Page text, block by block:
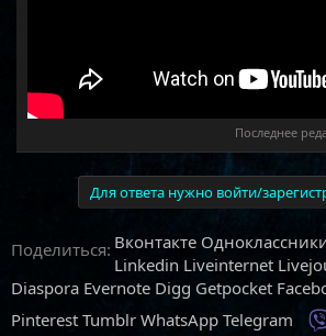
Последнее
Для ответа нужно войти/
Поделиться: Вконтакте
Linkedin Liveinternet
Diaspora Evernote Digg Getpocket
Pinterest Tumblr WhatsApp Telegram